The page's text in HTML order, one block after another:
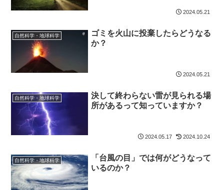
2024.05.21
自然科学・地球科学
ゴミを火山に投棄したらどうなる
か？
2024.05.21
自然科学・地球科学
決して終わらない雷が見られる場
所があるって知っていますか？
2024.05.17 2024.10.24
自然科学・地球科学
「台風の目」では何がどうなって
いるのか？